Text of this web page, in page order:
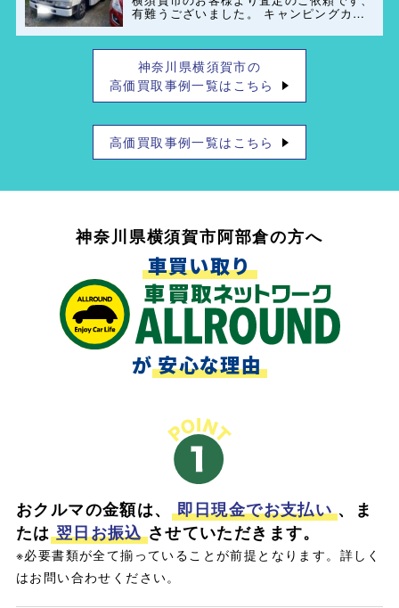
有難うございました。 キャンピングカー
すのでお気軽にご連絡お待ちしておりま
す。
神奈川県横須賀市の
高価買取事例一覧はこちら
高価買取事例一覧はこちら
神奈川県横須賀市阿部倉の方へ
車買い取り
が安心な理由
おクルマの金額は、 即日現金でお支払い 、ま
たは 翌日お振込 させていただきます。
※必要書類が全て揃っていることが前提となります。詳しく
はお問い合わせください。